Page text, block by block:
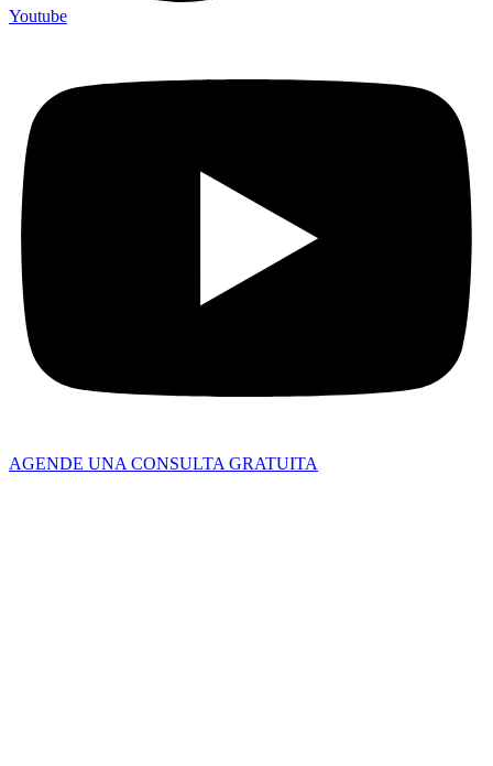
Youtube
AGENDE UNA CONSULTA GRATUITA